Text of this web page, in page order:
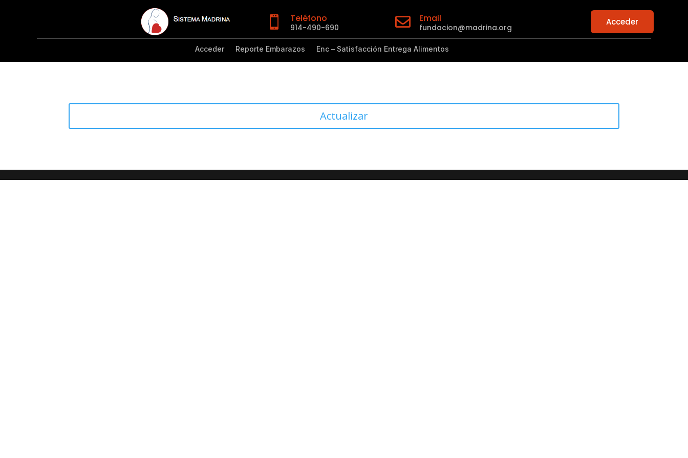
 Teléfono
914-490-690  Email
fundacion@madrina.org
Acceder
Acceder Reporte Embarazos Enc – Satisfacción Entrega Alimentos
Actualizar